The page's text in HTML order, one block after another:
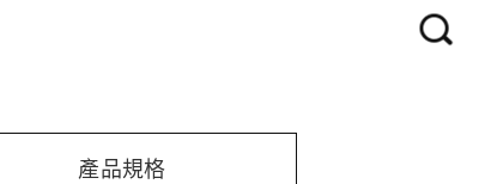
產品規格